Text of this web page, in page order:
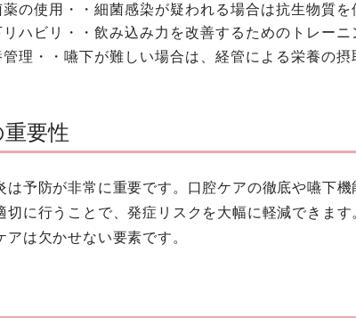
薬の使用・・細菌感染が疑われる場合は抗生物質を
リハビリ・・飲み込み力を改善するためのトレーニ
管理・・嚥下が難しい場合は、経管による栄養の摂
要性
は予防が非常に重要です。口腔ケアの徹底や嚥下
切に行うことで、発症リスクを大幅に軽減できま
アは欠かせない要素です。